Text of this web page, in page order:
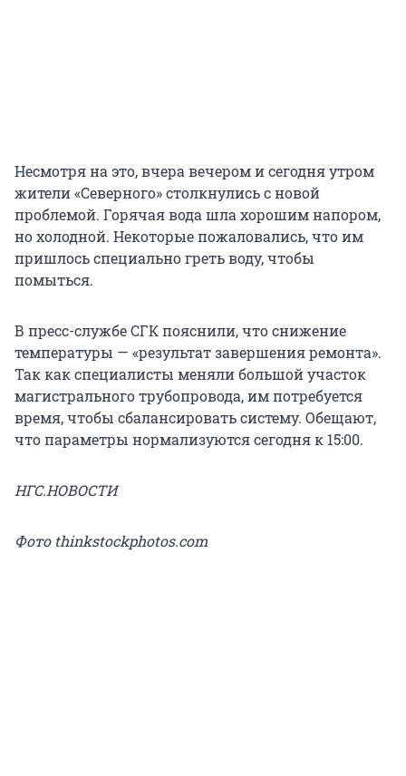
Несмотря на это, вчера вечером и сегодня утром
жители «Северного» столкнулись с новой
проблемой. Горячая вода шла хорошим напором,
но холодной. Некоторые пожаловались, что им
пришлось специально греть воду, чтобы
помыться.
В пресс-службе СГК пояснили, что снижение
температуры — «результат завершения ремонта».
Так как специалисты меняли большой участок
магистрального трубопровода, им потребуется
время, чтобы сбалансировать систему. Обещают,
что параметры нормализуются сегодня к 15:00.
НГС.НОВОСТИ
Фото thinkstockphotos.com